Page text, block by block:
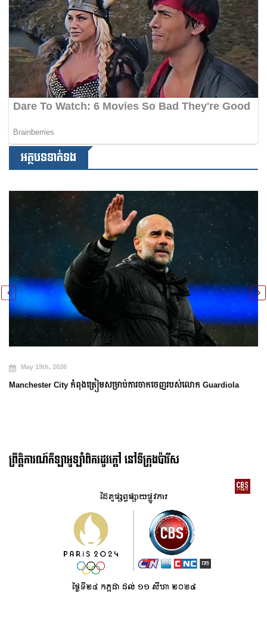
អត្ថបទទាក់ទង
May 19th, 2026
Manchester City កំពុងត្រៀមសម្រាប់ការចាកចេញរបស់លោក Guardiola
ព្រឹត្តិការណ៍កីឡាអូឡាំពិករដូវក្ដៅ នៅទីក្រុងប៉ារីស